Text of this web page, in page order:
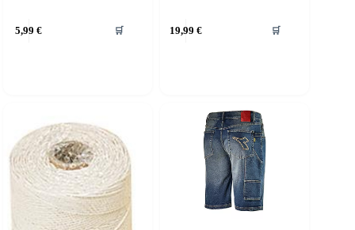
5,99€ 🛒 19,99 € 🛒